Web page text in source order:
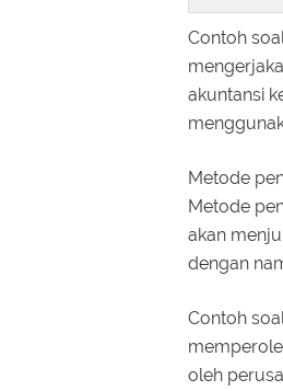
Contoh
akuntansi
Metode
Metode
akan
dengan
Contoh
oleh